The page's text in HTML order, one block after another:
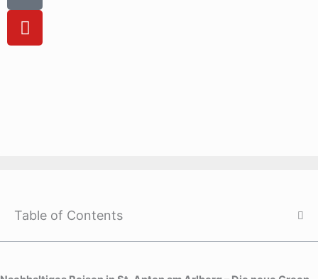
r
a
e
d
k
t
Y
o
Table of Contents